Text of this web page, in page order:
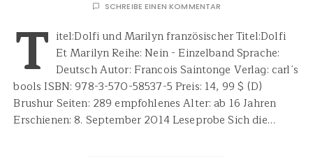
SCHREIBE EINEN KOMMENTAR
T itel:Dolfi und Marilyn französischer Titel:Dolfi
Et Marilyn Reihe: Nein - Einzelband Sprache:
Deutsch Autor: Francois Saintonge Verlag: carl´s
bools ISBN: 978-3-570-58537-5 Preis: 14, 99 $ (D)
Brushur Seiten: 289 empfohlenes Alter: ab 16 Jahren
Erschienen: 8. September 2014 Leseprobe Sich die…